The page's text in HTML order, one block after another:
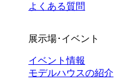
よくある質問
展示場･イベント
イベント情報
モデルハウスの紹介